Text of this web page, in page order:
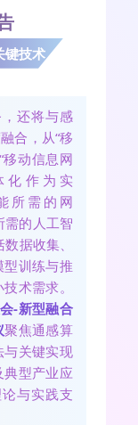
键技术
还将与感
合，从“移
移动信息网
化作为实
所需的网
需的人工智
据收集、
训练与推
术需求。
-新型融合
聚焦通感算
与关键实现
型产业应
与实践支